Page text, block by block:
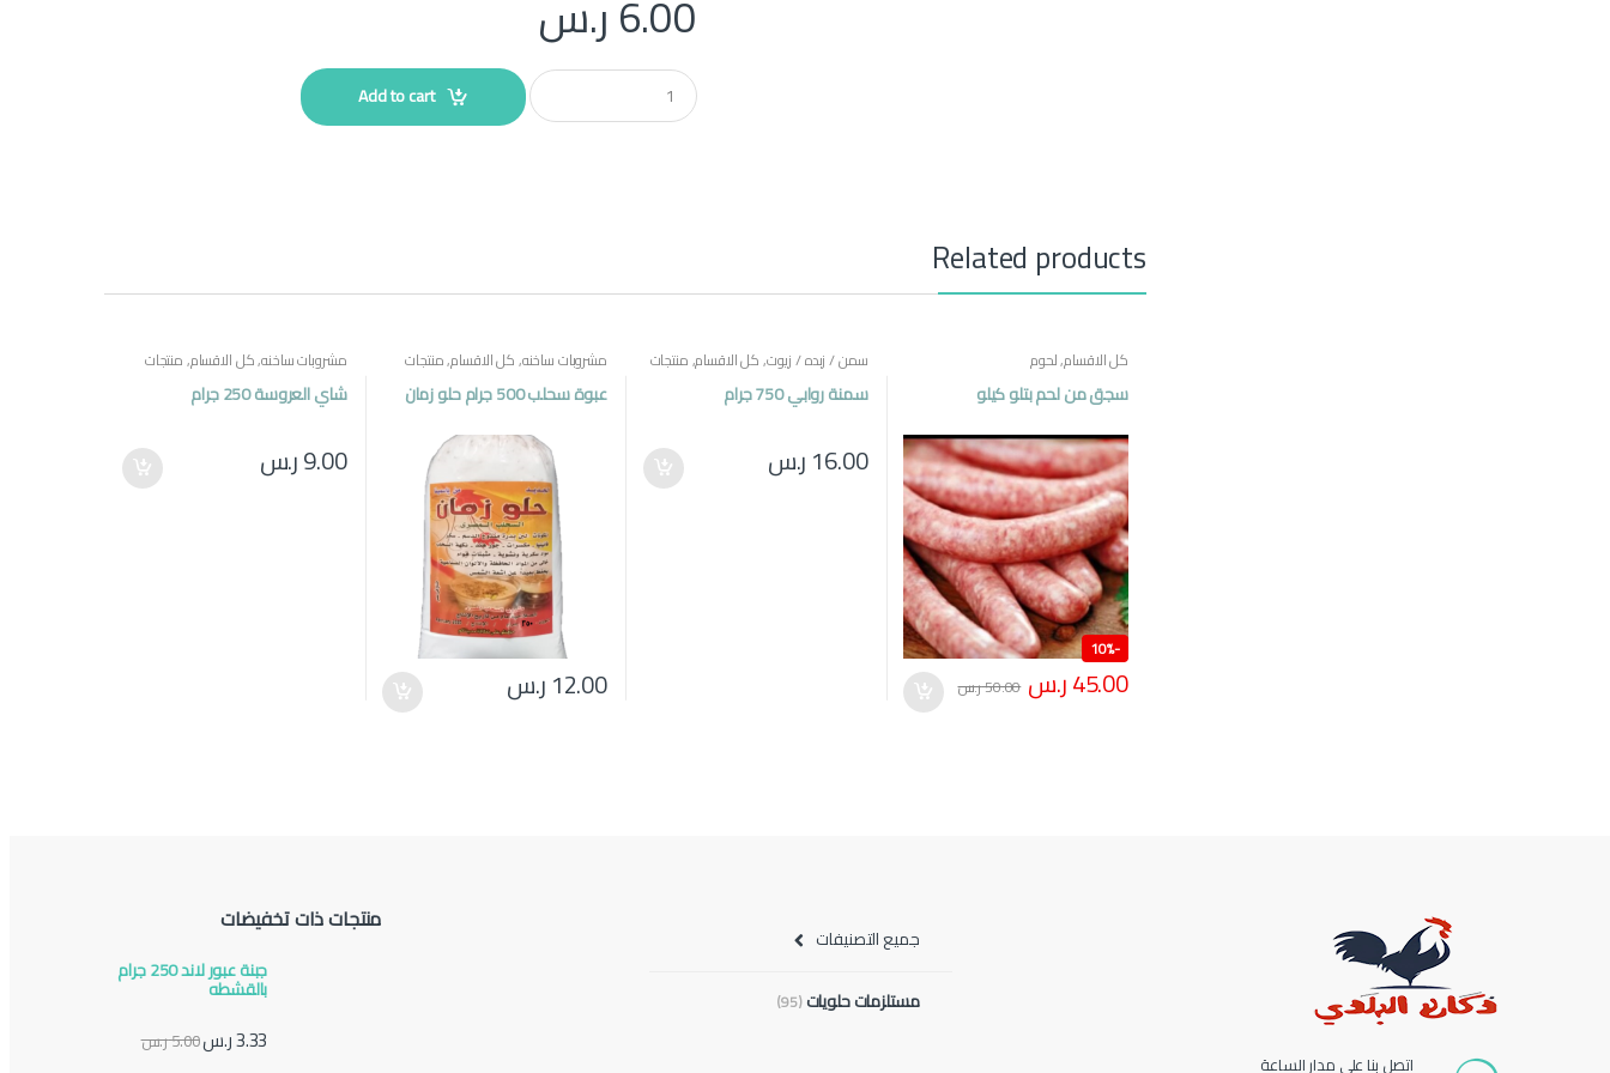
6.00ر.س
Q
u
a
Add to cart
Related products
كل الاقسام,لحوم
سجق من لحم بتلو كيلو
-
10%
45.00ر.س 50.00ر.س
سمن / زبده / زيوت,كل الاقسام,منتجات
مصرية
سمنة روابي 750 جرام
16.00ر.س
مشروبات ساخنه,كل الاقسام,منتجات
مصرية
عبوة سحلب 500 جرام حلو زمان
12.00ر.س
مشروبات ساخنه,كل الاقسام,منتجات
مصرية
شاي العروسة 250 جرام
9.00ر.س
اتصل بنا على مدار الساعة
جميع التصنيفات
مستلزمات حلويات(95)
منتجات ذات تخفيضات
جبنة عبور لاند 250 جرام
بالقشطه
3.33ر.س5.00ر.س